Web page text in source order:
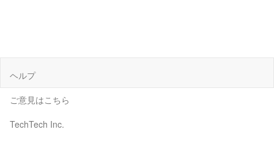
ヘルプ
ご意見はこちら
TechTech Inc.